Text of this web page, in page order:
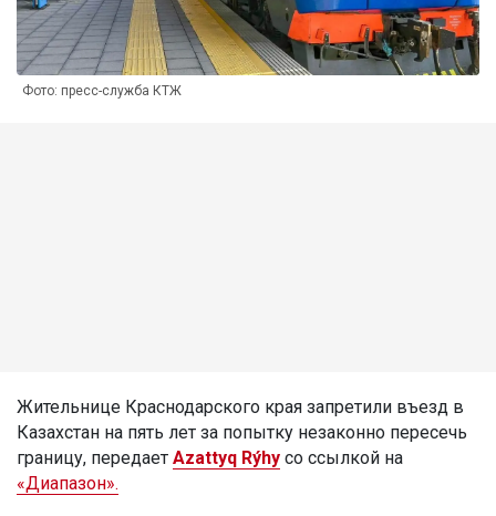
Фото: пресс-служба КТЖ
Жительнице Краснодарского края запретили въезд в
Казахстан на пять лет за попытку незаконно пересечь
границу, передает Azattyq Rýhy со ссылкой на
«Диапазон».